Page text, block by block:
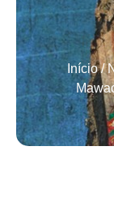
Início/